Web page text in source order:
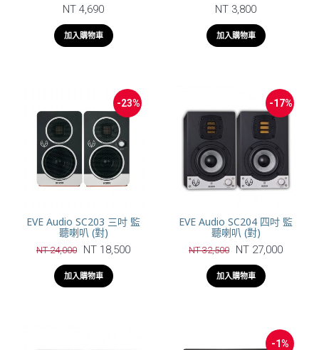
NT 4,690
加入購物車
NT 3,800
加入購物車
-23%
EVE Audio SC203 三吋 監
聽喇叭 (對)
NT 24,000 NT 18,500
加入購物車
-17%
EVE Audio SC204 四吋 監
聽喇叭 (對)
NT 32,500 NT 27,000
加入購物車
-1%